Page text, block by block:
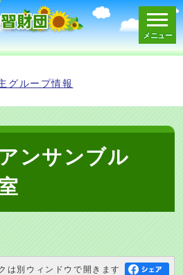
メニュー
グループ情報
ンサンブル
は別ウィンドウで開きます